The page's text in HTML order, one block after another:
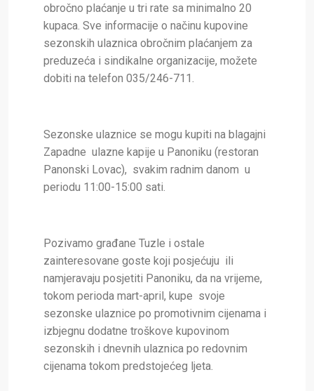
obročno plaćanje u tri rate sa minimalno 20
kupaca. Sve informacije o načinu kupovine
sezonskih ulaznica obročnim plaćanjem za
preduzeća i sindikalne organizacije, možete
dobiti na telefon 035/246-711.
Sezonske ulaznice se mogu kupiti na blagajni
Zapadne ulazne kapije u Panoniku (restoran
Panonski Lovac), svakim radnim danom u
periodu 11:00-15:00 sati.
Pozivamo građane Tuzle i ostale
zainteresovane goste koji posjećuju ili
namjeravaju posjetiti Panoniku, da na vrijeme,
tokom perioda mart-april, kupe svoje
sezonske ulaznice po promotivnim cijenama i
izbjegnu dodatne troškove kupovinom
sezonskih i dnevnih ulaznica po redovnim
cijenama tokom predstojećeg ljeta.